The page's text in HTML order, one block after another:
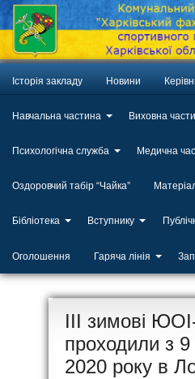
Історія закладу Новини
Навчальна частина Виховна
Психологічна служба Медична
Оздоровчий табір “Чайка”
Бібліотека Вступнику
Оголошення Гаряча лінія
20
ІІІ зимові
проходили з 9
2020 року в